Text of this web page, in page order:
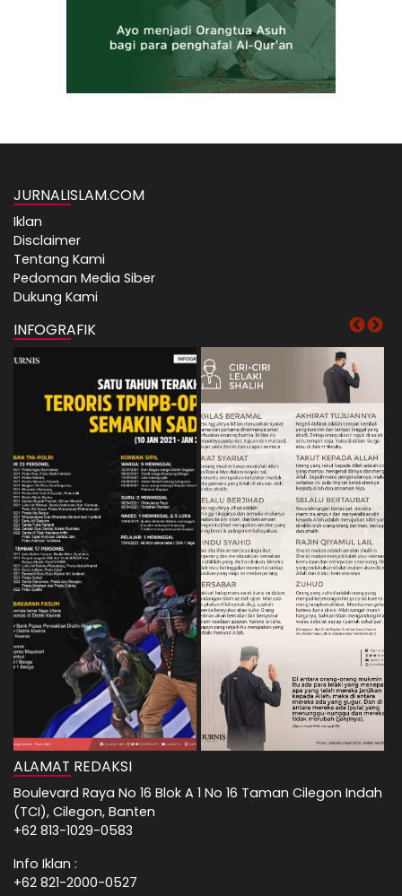
JURNALISLAM.COM
Iklan
Disclaimer
Tentang Kami
Pedoman Media Siber
Dukung Kami
INFOGRAFIK
ALAMAT REDAKSI
Boulevard Raya No 16 Blok A 1 No 16 Taman Cilegon Indah
(TCI), Cilegon, Banten
+62 813-1029-0583
Info Iklan :
+62 821-2000-0527